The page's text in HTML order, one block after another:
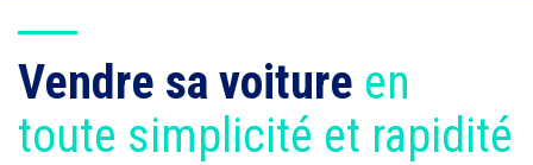
Vendre sa voiture en
toute simplicité et rapidité